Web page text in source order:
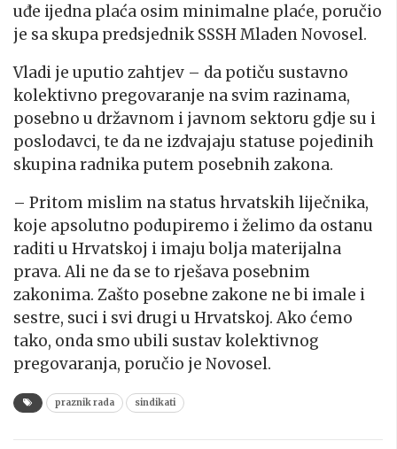
uđe ijedna plaća osim minimalne plaće, poručio
je sa skupa predsjednik SSSH Mladen Novosel.
Vladi je uputio zahtjev – da potiču sustavno
kolektivno pregovaranje na svim razinama,
posebno u državnom i javnom sektoru gdje su i
poslodavci, te da ne izdvajaju statuse pojedinih
skupina radnika putem posebnih zakona.
– Pritom mislim na status hrvatskih liječnika,
koje apsolutno podupiremo i želimo da ostanu
raditi u Hrvatskoj i imaju bolja materijalna
prava. Ali ne da se to rješava posebnim
zakonima. Zašto posebne zakone ne bi imale i
sestre, suci i svi drugi u Hrvatskoj. Ako ćemo
tako, onda smo ubili sustav kolektivnog
pregovaranja, poručio je Novosel.
praznik rada sindikati